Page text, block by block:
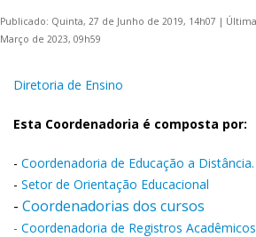
Publicado: Quinta, 27 de Junho de 2019, 14h07 |
Março de 2023, 09h59
Diretoria de Ensino
Esta Coordenadoria é composta por:
- Coordenadoria de Educação a Distância.
- Setor de Orientação Educacional
- Coordenadorias dos cursos
- Coordenadoria de Registros Acadêmicos